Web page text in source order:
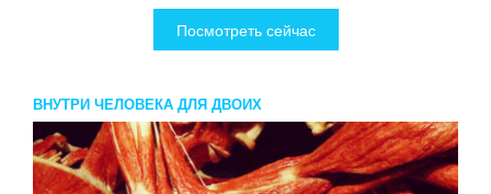
Посмотреть сейчас
ВНУТРИ ЧЕЛОВЕКА ДЛЯ ДВОИХ